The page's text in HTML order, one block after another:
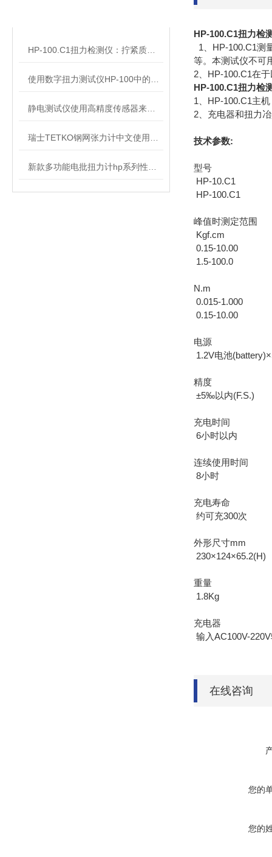
HP-100.C1扭力检
1、HP-100.C1测
等。本测试仪不可
2、HP-100.C1在
HP-100.C1扭力检
1、HP-100.C1主机
2、充电器和扭力
技术参数:
型号
HP-10.C1
HP-100.C1
峰值时测定范围
Kgf.cm
0.15-10.00
1.5-100.0
N.m
0.015-1.000
0.15-10.00
电源
1.2V电池
精度
±5‰以内(F.S.)
充电时间
6小时以内
连续使用时间
8小时
充电寿命
约可充300次
外形尺寸mm
230×124×65.2(H)
重量
1.8Kg
充电器
输入AC100V-
在线咨询
您的
您的